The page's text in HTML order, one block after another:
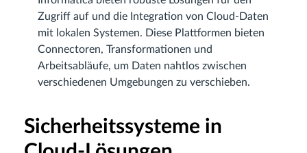
Zugriff auf und die Integration von Cloud-Daten
mit lokalen Systemen. Diese Plattformen bieten
Connectoren, Transformationen und
Arbeitsabläufe, um Daten nahtlos zwischen
verschiedenen Umgebungen zu verschieben.
Sicherheitssysteme in